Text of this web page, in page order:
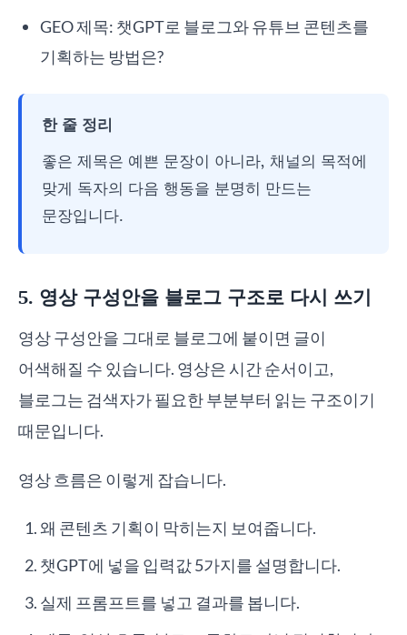
GEO 제목: 챗GPT로 블로그와 유튜브 콘텐츠를
기획하는 방법은?
한 줄 정리
좋은 제목은 예쁜 문장이 아니라, 채널의 목적에
맞게 독자의 다음 행동을 분명히 만드는
문장입니다.
5. 영상 구성안을 블로그 구조로 다시 쓰기
영상 구성안을 그대로 블로그에 붙이면 글이
어색해질 수 있습니다. 영상은 시간 순서이고,
블로그는 검색자가 필요한 부분부터 읽는 구조이기
때문입니다.
영상 흐름은 이렇게 잡습니다.
왜 콘텐츠 기획이 막히는지 보여줍니다.
챗GPT에 넣을 입력값 5가지를 설명합니다.
실제 프롬프트를 넣고 결과를 봅니다.